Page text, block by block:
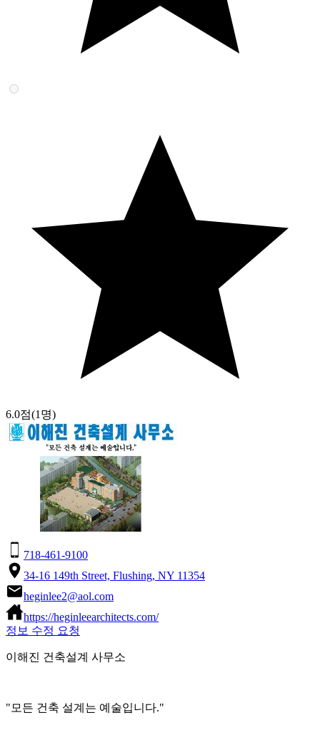
6.0점(1명)
718-461-9100
34-16 149th Street, Flushing, NY 11354
heginlee2@aol.com
https://heginleearchitects.com/
정보 수정 요청
이해진 건축설계 사무소
"모든 건축 설계는 예술입니다."